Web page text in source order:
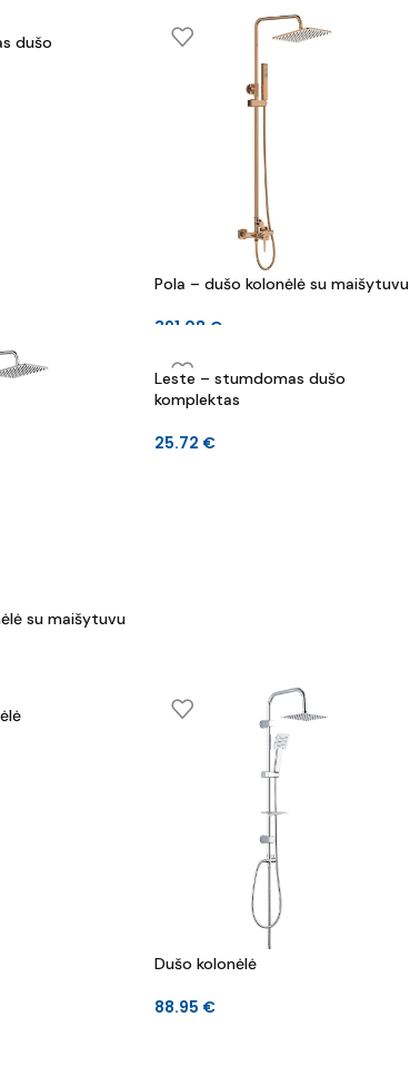
dušo
Pola – dušo kolonėlė su maišytuvu
391.08 €
su maišytuvu
Leste – stumdomas dušo
komplektas
25.72 €
Dušo kolonėlė
88.95 €